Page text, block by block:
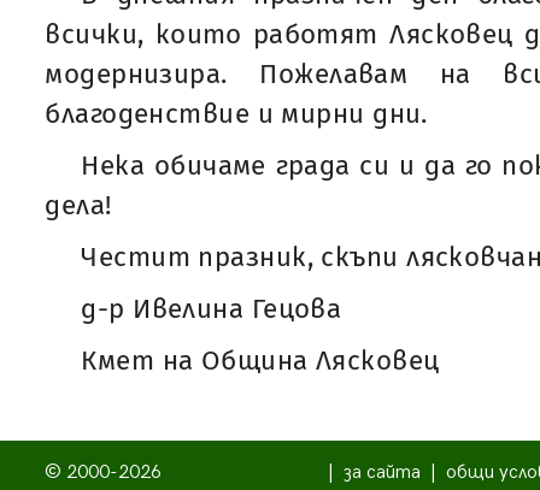
всички, които работят Лясковец
модернизира. Пожелавам на
благоденствие и мирни дни.
Нека обичаме града си и да го
дела!
Честит празник, скъпи
д-р Ивелина Гецова
Кмет на Община Лясковец
© 2000-2026
за сайта
общи